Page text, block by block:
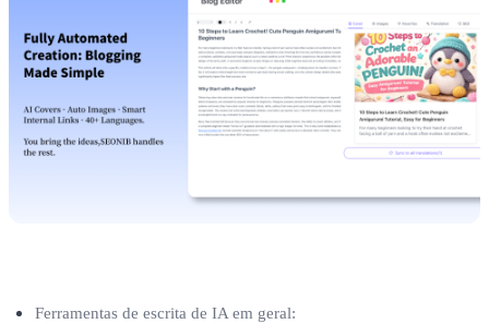
Ferramentas de escrita de IA em geral: